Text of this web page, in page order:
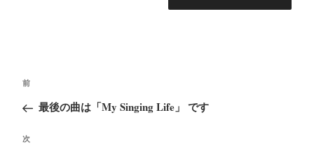
投
ナ
ビ
前
の
稿
前
最後の曲は「My Singing Life」 です
次
次